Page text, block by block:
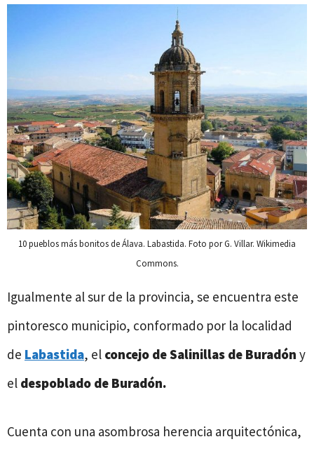
10 pueblos más bonitos de Álava. Labastida. Foto por G. Villar. Wikimedia
Commons.
Igualmente al sur de la provincia, se encuentra este
pintoresco municipio, conformado por la localidad
de Labastida, el concejo deSalinillas de Buradón y
el despoblado de Buradón.
Cuenta con una asombrosa herencia arquitectónica,